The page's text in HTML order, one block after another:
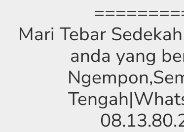
Mari Tebar
anda yang